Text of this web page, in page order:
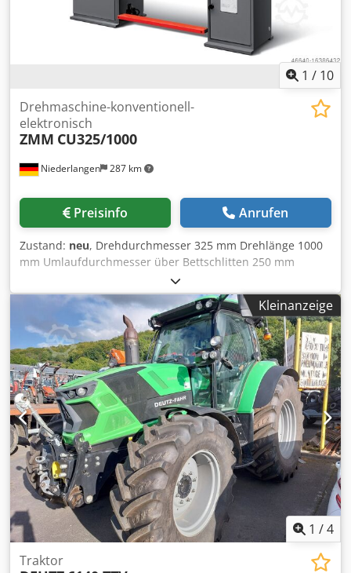
1 / 10
Niederlangen 287 km
Drehmaschine-konventionell-
elektronisch
ZMM CU325/1000
Preisinfo Anrufen
Zustand: neu, Drehdurchmesser 325 mm Drehlänge 1000
mm Umlaufdurchmesser über Bettschlitten 250 mm
Umlaufdurchmesser in der Bettbrücke 440 mm
Drehzahl(en) 12 (85-2000) U/min Reitstock MK 3
Pinolenhub 100 mm Pinolendurchmesser 40 mm
Spindelaufnahme DIN 55027 Nr. 5 Spindelbohrung 32 mm
Vorschub längs 0,006 - 1,77 m/min Vorschub quer 0,003 -
0,885 m/min Gesamtleistungsbedarf 2,2 kW
Maschinengewicht ca. 770 kg Raumbedarf ca. 2150 x 950 x
1350 mm Ausstattung: - Kühlmitteleinrichtung -
Maschinenleuchte - Spänerückwand - Spindelschutz -
Drehfutterschutz - Werkzeughalterschutz -
Wechselzahnräder *Sonderausstattung - 3-Backen-Futter
Ø 160 mm Typ 3204/ DIN6350, BISON - MULTIFIX
Schnellwechselhalter Typ A , inkl. 4 Werkzeughalter Dodpfx
Agstycpajxjck - 2-Achsen Digitalanzeige DRO Newall -
Fußpedal mit Bremsfunktion CE
Kleinanzeige
1 /4
Traktor